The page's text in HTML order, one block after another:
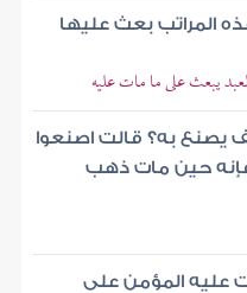
المراتب بعث عليها
يبعث على ما مات عليه
به؟ قالت اصنعوا
حين مات ذهب
عليه المؤمن على